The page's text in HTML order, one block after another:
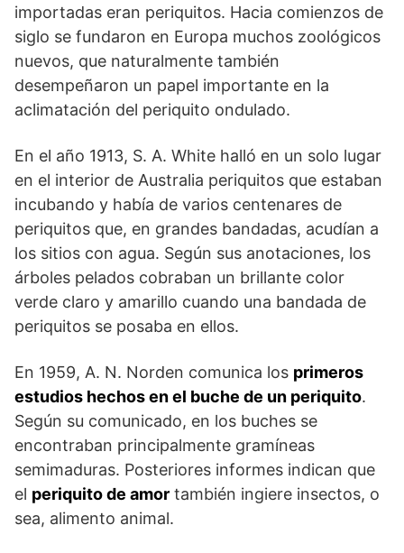
importadas eran periquitos. Hacia comienzos de
siglo se fundaron en Europa muchos zoológicos
nuevos, que naturalmente también
desempeñaron un papel importante en la
aclimatación del periquito ondulado.
En el año 1913, S. A. White halló en un solo lugar
en el interior de Australia periquitos que estaban
incubando y había de varios centenares de
periquitos que, en grandes bandadas, acudían a
los sitios con agua. Según sus anotaciones, los
árboles pelados cobraban un brillante color
verde claro y amarillo cuando una bandada de
periquitos se posaba en ellos.
En 1959, A. N. Norden comunica los primeros
estudios hechos en el buche de un periquito.
Según su comunicado, en los buches se
encontraban principalmente gramíneas
semimaduras. Posteriores informes indican que
el periquito de amor también ingiere insectos, o
sea, alimento animal.